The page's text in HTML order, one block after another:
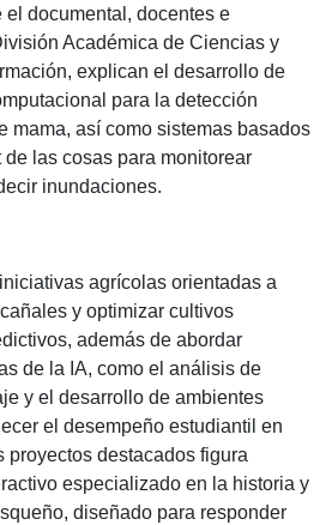
el documental, docentes e
Académica de Ciencias y
explican el desarrollo de
para la detección
mama, así como sistemas basados
las cosas para monitorear
inundaciones.
agrícolas orientadas a
y optimizar cultivos
además de abordar
de la IA, como el análisis de
y el desarrollo de ambientes
el desempeño estudiantil en
proyectos destacados figura
especializado en la historia y
diseñado para responder